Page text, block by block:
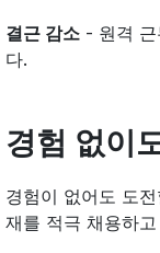
결근 감소 - 원격
다.
경험 없이
경험이 없어도 도
재를 적극 채용하